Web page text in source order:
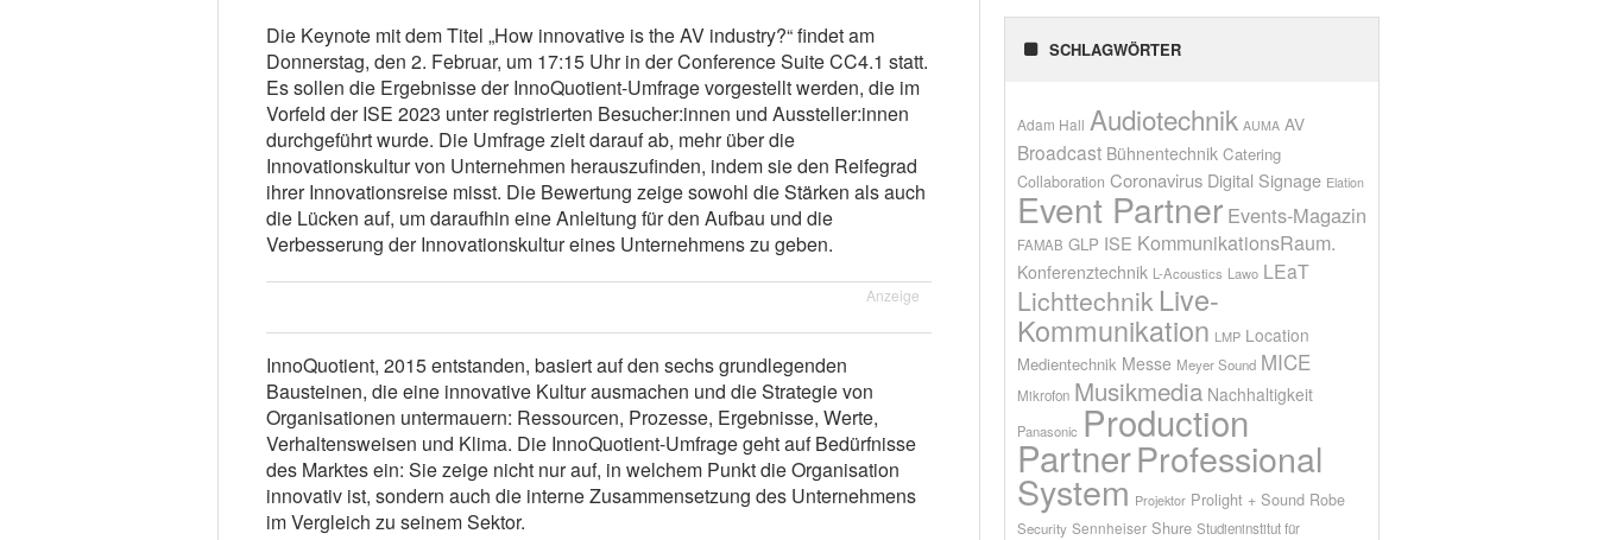
Die Keynote mit dem Titel „How innovative is the AV industry?“ findet am
Donnerstag, den 2. Februar, um 17:15 Uhr in der Conference Suite CC4.1 statt.
Es sollen die Ergebnisse der InnoQuotient-Umfrage vorgestellt werden, die im
Vorfeld der ISE 2023 unter registrierten Besucher:innen und Aussteller:innen
durchgeführt wurde. Die Umfrage zielt darauf ab, mehr über die
Innovationskultur von Unternehmen herauszufinden, indem sie den Reifegrad
ihrer Innovationsreise misst. Die Bewertung zeige sowohl die Stärken als auch
die Lücken auf, um daraufhin eine Anleitung für den Aufbau und die
Verbesserung der Innovationskultur eines Unternehmens zu geben.
Anzeige
InnoQuotient, 2015 entstanden, basiert auf den sechs grundlegenden
Bausteinen, die eine innovative Kultur ausmachen und die Strategie von
Organisationen untermauern: Ressourcen, Prozesse, Ergebnisse, Werte,
Verhaltensweisen und Klima. Die InnoQuotient-Umfrage geht auf Bedürfnisse
des Marktes ein: Sie zeige nicht nur auf, in welchem Punkt die Organisation
innovativ ist, sondern auch die interne Zusammensetzung des Unternehmens
im Vergleich zu seinem Sektor.
SCHLAGWÖRTER
Adam Hall Audiotechnik AUMA AV
Broadcast Bühnentechnik Catering
Collaboration Coronavirus Digital Signage Elation
Event Partner Events-Magazin
FAMAB GLP ISE KommunikationsRaum.
Konferenztechnik L-Acoustics Lawo LEaT
Lichttechnik Live-
Kommunikation LMP Location
Medientechnik Messe Meyer Sound MICE
Mikrofon Musikmedia Nachhaltigkeit
Panasonic Production
PartnerProfessional
System Projektor Prolight + Sound Robe
Security Sennheiser Shure Studieninstitut für